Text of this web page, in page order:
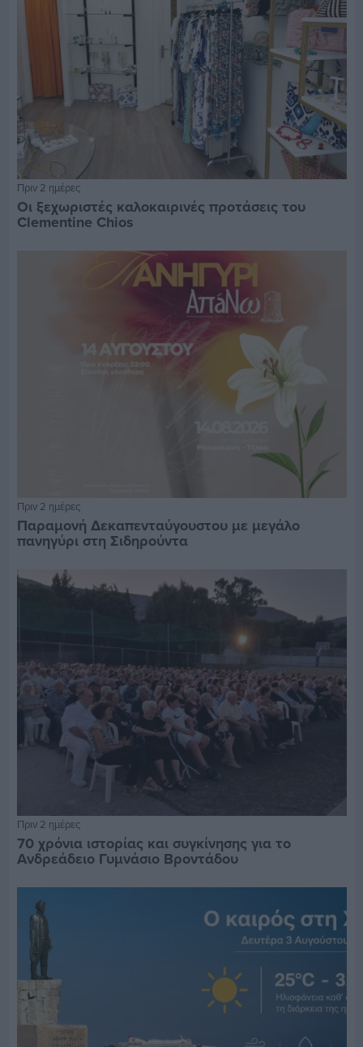
Πριν 2 ημέρες
Οι ξεχωριστές καλοκαιρινές προτάσεις του
Clementine Chios
Πριν 2 ημέρες
Παραμονή Δεκαπενταύγουστου με μεγάλο
πανηγύρι στη Σιδηρούντα
Πριν 2 ημέρες
70 χρόνια ιστορίας και συγκίνησης για το
Ανδρεάδειο Γυμνάσιο Βροντάδου